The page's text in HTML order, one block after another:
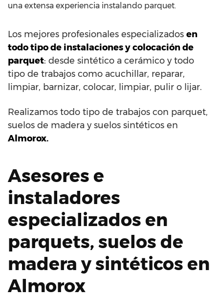
una extensa experiencia instalando parquet.
Los mejores profesionales especializados en
todo tipo de instalaciones y colocación de
parquet: desde sintético a cerámico y todo
tipo de trabajos como acuchillar, reparar,
limpiar, barnizar, colocar, limpiar, pulir o lijar.
Realizamos todo tipo de trabajos con parquet,
suelos de madera y suelos sintéticos en
Almorox.
Asesores e
instaladores
especializados en
parquets, suelos de
madera y sintéticos en
Almorox